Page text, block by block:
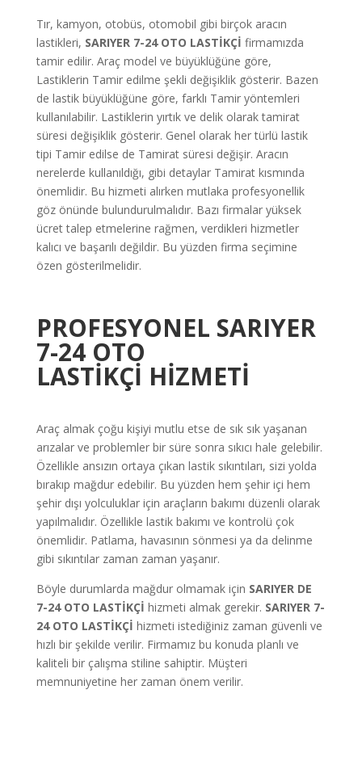
Tır, kamyon, otobüs, otomobil gibi birçok aracın
lastikleri, SARIYER 7-24 OTO LASTİKÇİ firmamızda
tamir edilir. Araç model ve büyüklüğüne göre,
Lastiklerin Tamir edilme şekli değişiklik gösterir. Bazen
de lastik büyüklüğüne göre, farklı Tamir yöntemleri
kullanılabilir. Lastiklerin yırtık ve delik olarak tamirat
süresi değişiklik gösterir. Genel olarak her türlü lastik
tipi Tamir edilse de Tamirat süresi değişir. Aracın
nerelerde kullanıldığı, gibi detaylar Tamirat kısmında
önemlidir. Bu hizmeti alırken mutlaka profesyonellik
göz önünde bulundurulmalıdır. Bazı firmalar yüksek
ücret talep etmelerine rağmen, verdikleri hizmetler
kalıcı ve başarılı değildir. Bu yüzden firma seçimine
özen gösterilmelidir.
PROFESYONEL SARIYER
7-24 OTO
LASTİKÇİ HİZMETİ
Araç almak çoğu kişiyi mutlu etse de sık sık yaşanan
arızalar ve problemler bir süre sonra sıkıcı hale gelebilir.
Özellikle ansızın ortaya çıkan lastik sıkıntıları, sizi yolda
bırakıp mağdur edebilir. Bu yüzden hem şehir içi hem
şehir dışı yolculuklar için araçların bakımı düzenli olarak
yapılmalıdır. Özellikle lastik bakımı ve kontrolü çok
önemlidir. Patlama, havasının sönmesi ya da delinme
gibi sıkıntılar zaman zaman yaşanır.
Böyle durumlarda mağdur olmamak için SARIYER DE
7-24 OTO LASTİKÇİ hizmeti almak gerekir. SARIYER 7-
24 OTO LASTİKÇİ hizmeti istediğiniz zaman güvenli ve
hızlı bir şekilde verilir. Firmamız bu konuda planlı ve
kaliteli bir çalışma stiline sahiptir. Müşteri
memnuniyetine her zaman önem verilir.